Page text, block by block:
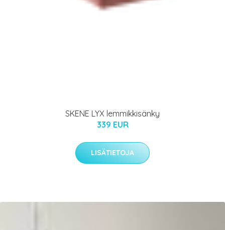
SKENE LYX lemmikkisänky
339 EUR
LISÄTIETOJA